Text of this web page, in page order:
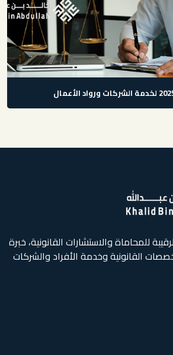
للمحاماة والاستشارات القانونية، خبرة
القانونية وخدمة الأفراد والشركات